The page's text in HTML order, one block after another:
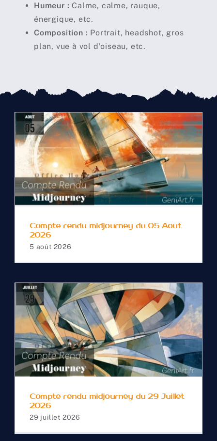
Humeur : Calme, calme, rauque,
énergique, etc.
Composition : Portrait, headshot, gros
plan, vue à vol d’oiseau, etc.
Compte rendu
midjourney du 05 Aout
2026
Compte rendu midjourney du 05 Aout
2026
5 août 2026
Compte rendu
midjourney du 29 Juillet
2026
Compte rendu midjourney du 29 Juillet
2026
29 juillet 2026